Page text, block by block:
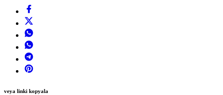
veya linki kopyala